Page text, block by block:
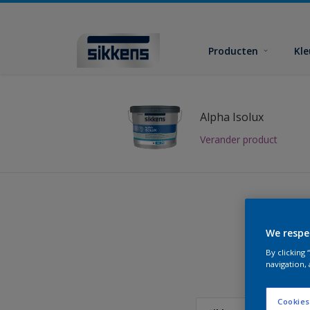
Producten
Alpha Isolux
Verander product
We
By clicking
navigation,